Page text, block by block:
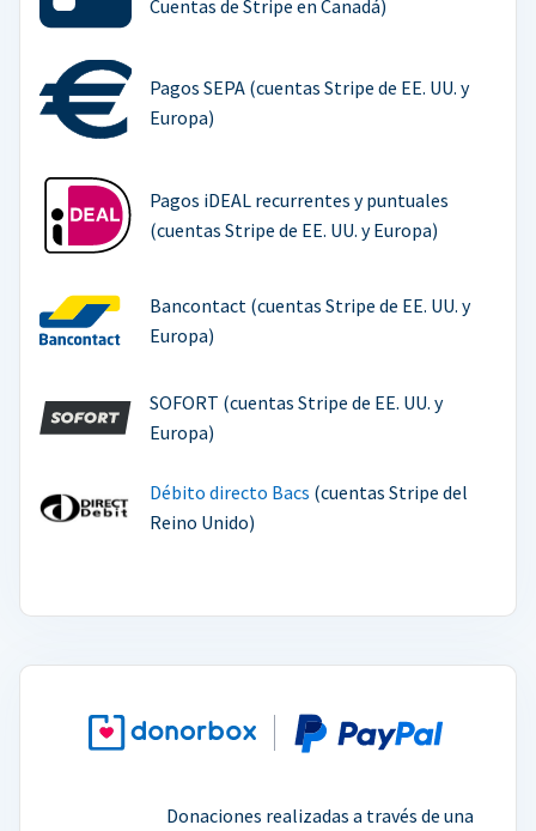
Cuentas de Stripe en Canadá)
Pagos SEPA (cuentas Stripe de EE. UU. y
Europa)
Pagos iDEAL recurrentes y puntuales
(cuentas Stripe de EE. UU. y Europa)
Bancontact (cuentas Stripe de EE. UU. y
Europa)
SOFORT (cuentas Stripe de EE. UU. y
Europa)
Débito directo Bacs (cuentas Stripe del
Reino Unido)
Donaciones realizadas a través de una